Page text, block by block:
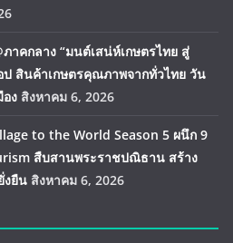
าคกลาง “มนต์เสน่ห์เกษตรไทย สู่
สินค้าเกษตรคุณภาพจากทั่วไทย วัน
ง สิงหาคม 6, 2026
to the World Season 5 ผนึก 9
สืบสานพระราชปณิธาน สร้าง
งยืน สิงหาคม 6, 2026